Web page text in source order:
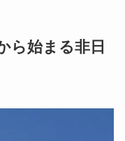
ら始まる非日